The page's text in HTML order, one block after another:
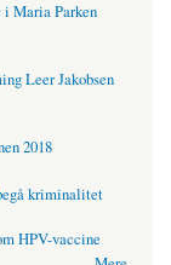
Maria Parken
Leer Jakobsen
2018
kriminalitet
HPV-vaccine